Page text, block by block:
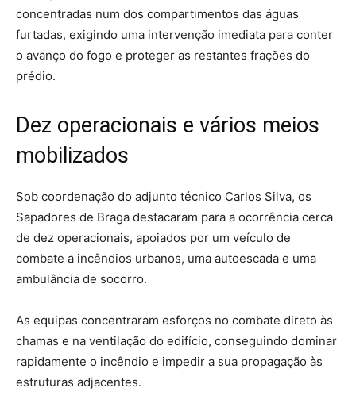
concentradas num dos compartimentos das águas
furtadas, exigindo uma intervenção imediata para conter
o avanço do fogo e proteger as restantes frações do
prédio.
Dez operacionais e vários meios
mobilizados
Sob coordenação do adjunto técnico Carlos Silva, os
Sapadores de Braga destacaram para a ocorrência cerca
de dez operacionais, apoiados por um veículo de
combate a incêndios urbanos, uma autoescada e uma
ambulância de socorro.
As equipas concentraram esforços no combate direto às
chamas e na ventilação do edifício, conseguindo dominar
rapidamente o incêndio e impedir a sua propagação às
estruturas adjacentes.